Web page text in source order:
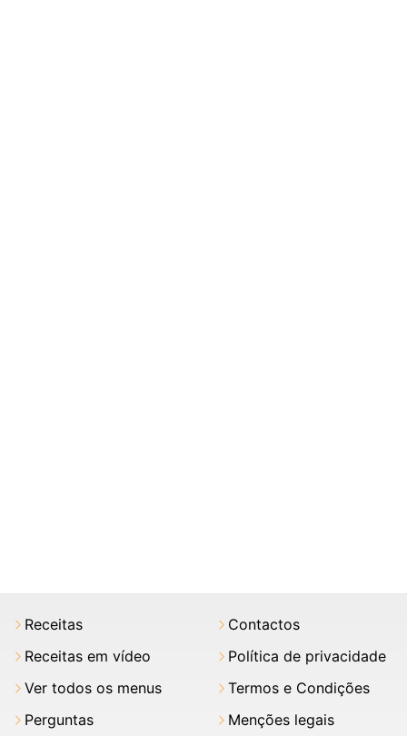
Receitas
Receitas em vídeo
Ver todos os menus
Perguntas
Contactos
Política de privacidade
Termos e Condições
Menções legais